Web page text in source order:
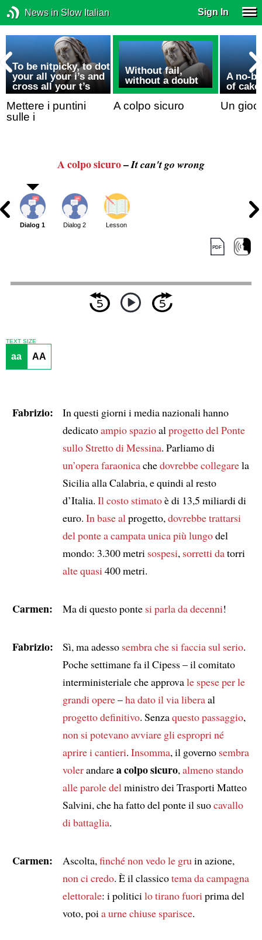
News in Slow Italian Sign In
To be nitpicky, to dot
your all your i’s and
cross all your t’s
Mettere i puntini
sulle i
Without fail,
without a doubt
A colpo sicuro
A no-
of cake
Un
A colpo sicuro–It can't go wrong
Dialog 1 Dialog 2 Lesson
TEXT SIZE
aa AA
Fabrizio:
In questi giorni i media nazionali hanno
dedicatoampio spazioal progetto del Ponte
sullo Stretto di Messina. Parliamo di
un’opera faraonicachedovrebbe collegarela
Sicilia alla Calabria, e quindi al resto
d’Italia. Il costo stimatoè di 13,5 miliardi di
euro. In base al progetto, dovrebbe trattarsi
del ponte a campata unica più lungodel
mondo: 3.300 metri sospesi, sorretti datorri
altequasi 400 metri.
Carmen: Ma di questo ponte si parla da decenni!
Fabrizio: Sì, ma adesso sembra che si faccia sul serio.
Poche settimane fa il Cipess – il comitato
interministeriale che approvale spese per le
grandi opere–ha dato il via liberaal
progetto definitivo. Senzaquesto passaggio,
non si potevano avviare gli espropri né
aprire i cantieri. Insomma, il governo sembra
volerandarea colpo sicuro, almeno stando
alle parole del ministro dei Trasporti Matteo
Salvini, che ha fatto del ponte il suocavallo
di battaglia.
Carmen: Ascolta, finché non vedole gru in azione,
non ci credo. È il classicotema da campagna
elettorale: i politici lo tirano fuori prima del
voto, poi a urne chiuse sparisce.